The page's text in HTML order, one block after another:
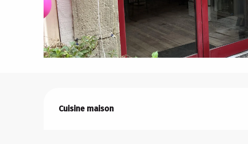
Cuisine maison